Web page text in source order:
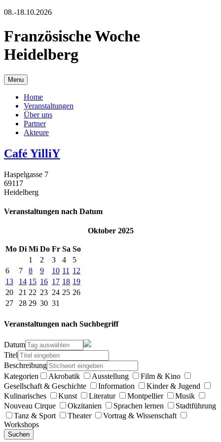
08.-18.10.2026
Französische Woche
Heidelberg
Menu
Home
Veranstaltungen
Über uns
Partner
Akteure
Café YilliY
Haspelgasse 7
69117
Heidelberg
Veranstaltungen nach Datum
Oktober 2025
Mo Di Mi Do Fr Sa So
1
2 3 4
5
6
7 8 9 10 11 12
13
14 15 16 17 18 19
20
21 22 23 24 25 26
27
28 29 30 31
Veranstaltungen nach Suchbegriff
Datum
Titel
Beschreibung
Kategorien
Akrobatik Ausstellung
Film & Kino
Gesellschaft & Geschichte
Information
Kinder & Jugend
Kulinarisches
Kunst Literatur Montpellier
Musik
Nouveau Cirque
Okzitanien Sprachen lernen
Stadtführung
Tanz & Sport
Theater
Vortrag & Wissenschaft
Workshops
Suchen